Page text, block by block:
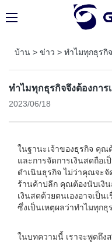
บ้าน > ข่าว > ทำไมทุกธุรกิ
ทำไมทุกธุรกิจจึงต้องการ
2023/06/18
ในฐานะเจ้าของธุรกิจ คุณ
และการจัดการเงินสดถือ
ดำเนินธุรกิจ ไม่ว่าคุณจะ
ร้านค้าปลีก คุณต้องนับเงิ
เงินสดด้วยตนเองอาจเป็น
ซึ่งเป็นเหตุผลว่าทำไมทุกธุ
ในบทความนี้ เราจะพูดถึง